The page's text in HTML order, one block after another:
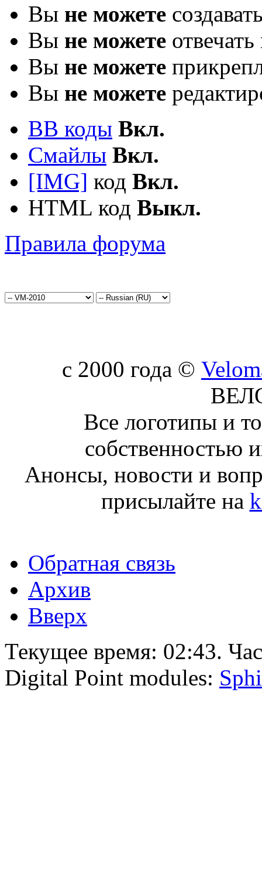
Вы не можете
Вы не можете
Вы не можете
Вы не можете
BB коды Вкл.
Смайлы Вкл.
[IMG] код Вкл.
HTML код Выкл.
Правила форума
c 2000 года ©
Все логотипы и
собственностью
Анонсы, новости и
присылайте на
Обратная связь
Архив
Вверх
Текущее время: 02:43.
Digital Point modules: